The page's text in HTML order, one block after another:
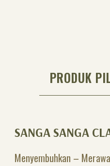
PRODUK
SANGA SANGA
Menyembuhkan –